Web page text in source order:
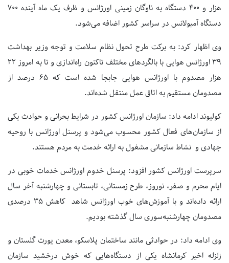
هزار و 400 دستگاه به ناوگان زمینی اورژانس و ظرف یک ماه آینده 700
دستگاه آمبولانس در سراسر کشور اضافه می‌شود.
وی اظهار کرد: به برکت طرح تحول نظام سلامت و توجه وزیر بهداشت
39 اورژانس هوایی با بالگردهای‌ مختلف تاکنون راه‌اندازی و تا به امروز 22
هزار مصدوم با اورژانس هوایی جابجا شده است که 65 درصد از
مصدومان‌ مستقیم به اتاق عمل منتقل شده‌اند.
کولیوند‌ ادامه داد: سازمان اورژانس کشور در شرایط بحرانی و حوادث یکی
از سازمان‌های فعال کشور محسوب می‌شود و پرسنل‌ اورژانس‌ با روحیه
جهادی و نشاط سازمانی مشغول به ارائه خدمت به مردم هستند.
سرپرست اورژانس کشور افزود: پرسنل خدوم‌ اورژانس‌ خدمات خوبی در
ایام محرم و صفر، نوروز، طرح زمستانی، تابستانی و چهارشنبه‌ آخر سال
ارائه داده‌اند و با آموزش‌های خوب اورژانس شاهد کاهش 35 درصدی
مصدومان چهارشنبه‌سوری سال گذشته بودیم.
وی ادامه داد: در حوادثی مانند ساختمان پلاسکو‌، معدن یورت‌ گلستان‌ و
زلزله اخیر کرمانشاه یکی از دستگاه‌هایی که خوش درخشید‌ سازمان